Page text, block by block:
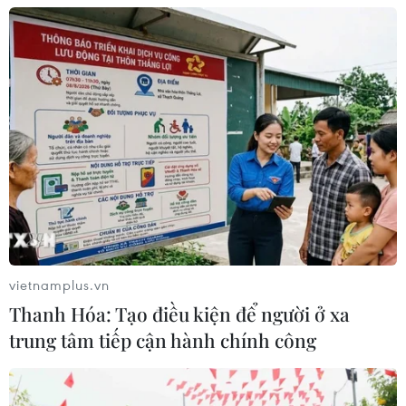
Khởi tố, truy nã 3 đối tượng hoạt
động nhằm lật đổ chính quyền nhân
dân
07/08/2026 13:51
Bảo mẫu tại cơ sở mầm non thừa
nhận hành vi bạo hành hai trẻ
07/08/2026 12:27
Phát hiện đối tượng tàng trữ trái
phép vũ khí quân dụng
07/08/2026 12:25
vietnamplus.vn
Thanh Hóa: Tạo điều kiện để người ở xa
trung tâm tiếp cận hành chính công